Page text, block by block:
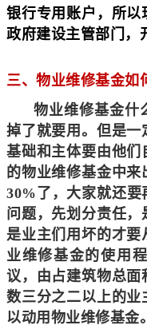
银行专用账户， 所以
政府建设主管部门，
三、物业维修基金如
物业维修基金什
掉了就要用。但是一
基础和主体要由他们
的物业维修基金中
30%了，大家就还要
问题，先划分责任，
是业主们用坏的才
业维修基金的使用
议，由占建筑物总面
数三分之二以上的业
以动用物业维修基金。